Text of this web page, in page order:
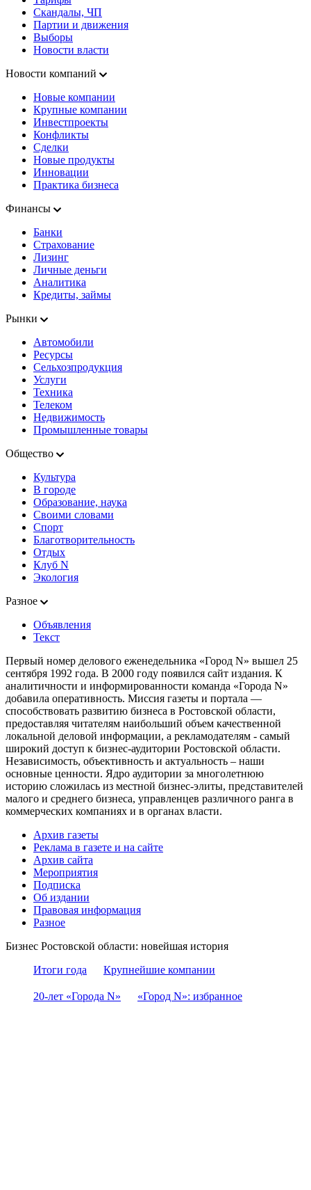
Скандалы, ЧП
Партии и движения
Выборы
Новости власти
Новости компаний
Новые компании
Крупные компании
Инвестпроекты
Конфликты
Сделки
Новые продукты
Инновации
Практика бизнеса
Финансы
Банки
Страхование
Лизинг
Личные деньги
Аналитика
Кредиты, займы
Рынки
Автомобили
Ресурсы
Сельхозпродукция
Услуги
Техника
Телеком
Недвижимость
Промышленные товары
Общество
Культура
В городе
Образование, наука
Своими словами
Спорт
Благотворительность
Отдых
Клуб N
Экология
Разное
Объявления
Текст
Первый номер делового еженедельника «Город N» вышел 25
сентября 1992 года. В 2000 году появился сайт издания. К
аналитичности и информированности команда «Города N»
добавила оперативность. Миссия газеты и портала —
способствовать развитию бизнеса в Ростовской области,
предоставляя читателям наибольший объем качественной
локальной деловой информации, а рекламодателям - самый
широкий доступ к бизнес-аудитории Ростовской области.
Независимость, объективность и актуальность – наши
основные ценности. Ядро аудитории за многолетнюю
историю сложилась из местной бизнес-элиты, представителей
малого и среднего бизнеса, управленцев различного ранга в
коммерческих компаниях и в органах власти.
Архив газеты
Реклама в газете и на сайте
Архив сайта
Мероприятия
Подписка
Об издании
Правовая информация
Разное
Бизнес Ростовской области: новейшая история
Итоги года
Крупнейшие компании
20-лет «Города N» «Город N»: избранное